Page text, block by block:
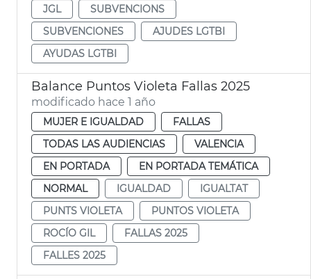
JGL
SUBVENCIONS
SUBVENCIONES
AJUDES LGTBI
AYUDAS LGTBI
Balance Puntos Violeta Fallas 2025
modificado hace 1 año
MUJER E IGUALDAD
FALLAS
TODAS LAS AUDIENCIAS
VALENCIA
EN PORTADA
EN PORTADA TEMÁTICA
NORMAL
IGUALDAD
IGUALTAT
PUNTS VIOLETA
PUNTOS VIOLETA
ROCÍO GIL
FALLAS 2025
FALLES 2025